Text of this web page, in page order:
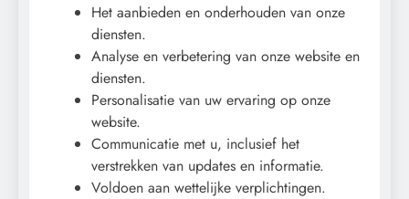
Het aanbieden en onderhouden van onze
diensten.
Analyse en verbetering van onze website en
diensten.
Personalisatie van uw ervaring op onze
website.
Communicatie met u, inclusief het
verstrekken van updates en informatie.
Voldoen aan wettelijke verplichtingen.